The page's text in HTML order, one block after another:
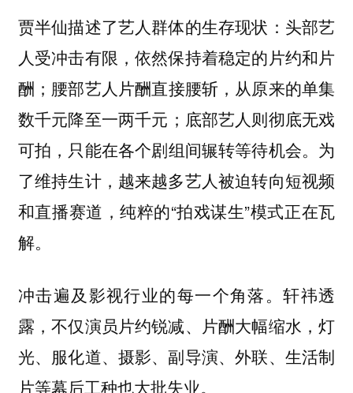
贾半仙描述了艺人群体的生存现状：头部艺
人受冲击有限，依然保持着稳定的片约和片
酬； 腰部艺人片酬直接腰斩，从原来的单集
数千元降至一两千元 ； 底部艺人则彻底无戏
可拍 ，只能在各个剧组间辗转等待机会。为
了维持生计，越来越多艺人被迫转向短视频
和直播赛道，纯粹的“拍戏谋生”模式正在瓦
解。
冲击遍及影视行业的每一个角落。轩祎透
露，不仅演员片约锐减、片酬大幅缩水，灯
光、服化道、摄影、副导演、外联、生活制
片等幕后工种也大批失业。